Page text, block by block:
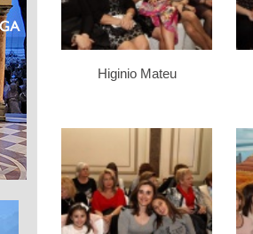
Higinio Mateu